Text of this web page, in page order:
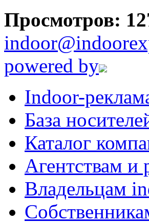
Просмотров:
powered by
Indoor-
База
Каталог
Агентствам и
Владельцам